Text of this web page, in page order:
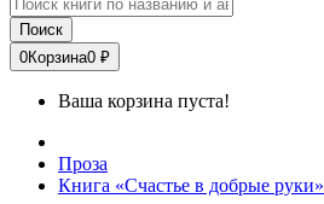
Поиск
0Корзина0 ₽
Ваша корзина пуста!
Проза
Книга «Счастье в добрые руки»